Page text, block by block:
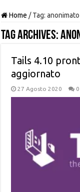
Home / Tag:
Tag Archives:
Tails 4.10
aggiornato
27 Agosto 2020